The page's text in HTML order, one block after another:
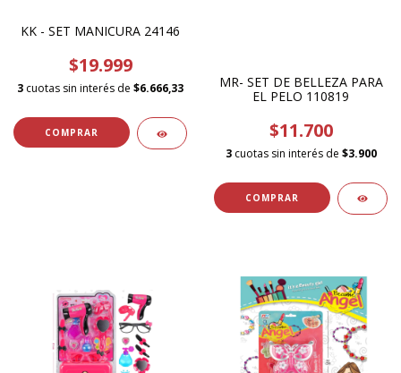
KK - SET MANICURA 24146
$19.999
3 cuotas sin interés de $6.666,33
MR- SET DE BELLEZA PARA
EL PELO 110819
$11.700
3 cuotas sin interés de $3.900